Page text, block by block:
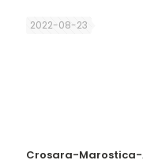
2022-08-23
Crosara-Marostica-